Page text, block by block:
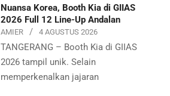
Nuansa Korea, Booth Kia di GIIAS
2026 Full 12 Line-Up Andalan
AMIER 4 AGUSTUS 2026
TANGERANG – Booth Kia di GIIAS
2026 tampil unik. Selain
memperkenalkan jajaran